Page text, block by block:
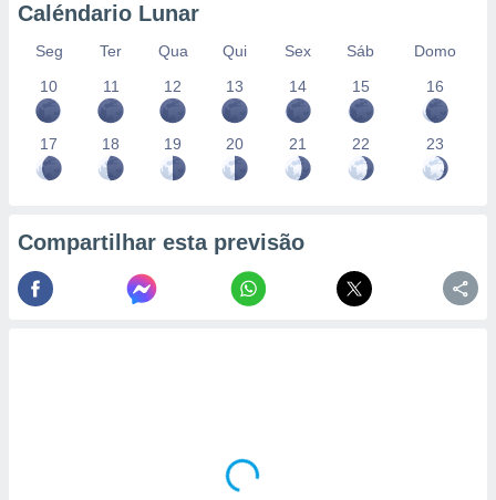
Caléndario Lunar
Seg Ter Qua Qui Sex Sáb
Domo
10
11 12 13 14 15 16
17 18 19 20 21 22 23
Compartilhar esta previsão